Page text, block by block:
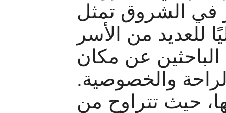
في الشروق تمثل
للعديد من الأسر
عن مكان
والخصوصية.
حيث تتراوح من